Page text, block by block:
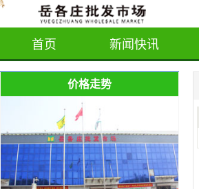
首页 新闻快讯
价格走势